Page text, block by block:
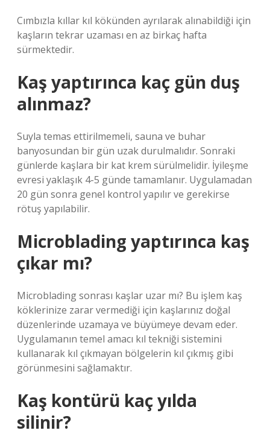
Cımbızla kıllar kıl kökünden ayrılarak alınabildiği için
kaşların tekrar uzaması en az birkaç hafta
sürmektedir.
Kaş yaptırınca kaç gün duş
alınmaz?
Suyla temas ettirilmemeli, sauna ve buhar
banyosundan bir gün uzak durulmalıdır. Sonraki
günlerde kaşlara bir kat krem ​​sürülmelidir. İyileşme
evresi yaklaşık 4-5 günde tamamlanır. Uygulamadan
20 gün sonra genel kontrol yapılır ve gerekirse
rötuş yapılabilir.
Microblading yaptırınca kaş
çıkar mı?
Microblading sonrası kaşlar uzar mı? Bu işlem kaş
köklerinize zarar vermediği için kaşlarınız doğal
düzenlerinde uzamaya ve büyümeye devam eder.
Uygulamanın temel amacı kıl tekniği sistemini
kullanarak kıl çıkmayan bölgelerin kıl çıkmış gibi
görünmesini sağlamaktır.
Kaş kontürü kaç yılda
silinir?